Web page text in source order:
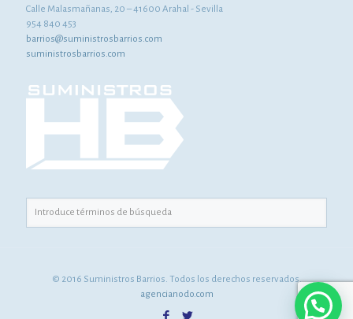
Calle Malasmañanas, 20 – 41600 Arahal - Sevilla
954 840 453
barrios@suministrosbarrios.com
suministrosbarrios.com
© 2016 Suministros Barrios. Todos los derechos reservados.
agencianodo.com